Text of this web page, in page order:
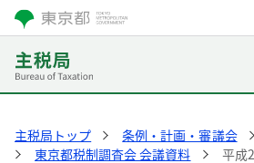
主税局トップ 条例・計画・審議会
東京都税制調査会 会議資料
平成